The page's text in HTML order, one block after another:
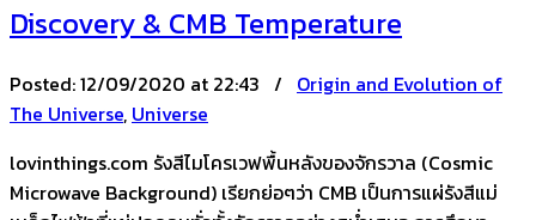
Discovery & CMB Temperature
Posted:12/09/2020 at 22:43 / Origin and Evolution of
The Universe, Universe
lovinthings.com รังสีไมโครเวฟพื้นหลังของจักรวาล (Cosmic
Microwave Background) เรียกย่อๆว่า CMB เป็นการแผ่รังสีแม่